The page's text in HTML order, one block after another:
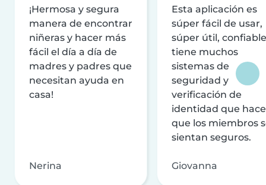
¡Hermosa y segura
manera de encontrar
niñeras y hacer más
fácil el día a día de
madres y padres que
necesitan ayuda en
casa!
Nerina
Esta aplicación es
súper fácil de usar,
súper útil,
tiene muchos
sistemas de
seguridad y
verificación de
identidad que
que los miembros
sientan seguros.
Giovanna